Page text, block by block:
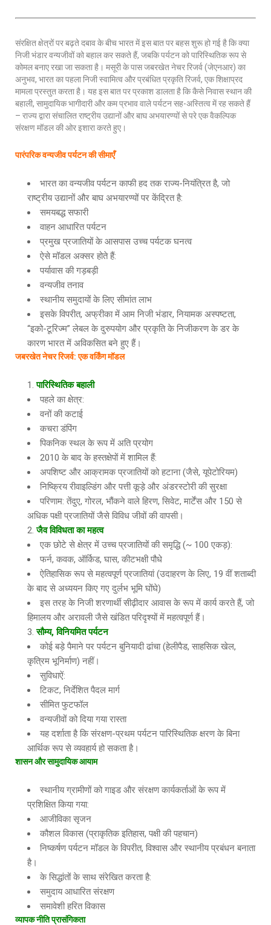
संरक्षित क्षेत्रों पर बढ़ते दबाव के बीच भारत में इस बात पर बहस शुरू हो गई है कि क्या
निजी भंडार वन्यजीवों को बहाल कर सकते हैं, जबकि पर्यटन को पारिस्थितिक रूप से
कोमल बनाए रखा जा सकता है। मसूरी के पास जबरखेत नेचर रिजर्व (जेएनआर) का
अनुभव, भारत का पहला निजी स्वामित्व और प्रबंधित प्रकृति रिजर्व, एक शिक्षाप्रद
मामला प्रस्तुत करता है। यह इस बात पर प्रकाश डालता है कि कैसे निवास स्थान की
बहाली, सामुदायिक भागीदारी और कम प्रभाव वाले पर्यटन सह-अस्तित्व में रह सकते हैं
– राज्य द्वारा संचालित राष्ट्रीय उद्यानों और बाघ अभयारण्यों से परे एक वैकल्पिक
संरक्षण मॉडल की ओर इशारा करते हुए।
पारंपरिक वन्यजीव पर्यटन की सीमाएँ
भारत का वन्यजीव पर्यटन काफी हद तक राज्य-नियंत्रित है, जो
राष्ट्रीय उद्यानों और बाघ अभयारण्यों पर केंद्रित है:
समयबद्ध सफारी
वाहन आधारित पर्यटन
प्रमुख प्रजातियों के आसपास उच्च पर्यटक घनत्व
ऐसे मॉडल अक्सर होते हैं:
पर्यावास की गड़बड़ी
वन्यजीव तनाव
स्थानीय समुदायों के लिए सीमांत लाभ
इसके विपरीत, अफ्रीका में आम निजी भंडार, नियामक अस्पष्टता,
“इको-टूरिज्म” लेबल के दुरुपयोग और प्रकृति के निजीकरण के डर के
कारण भारत में अविकसित बने हुए हैं।
जबरखेत नेचर रिजर्व: एक वर्किंग मॉडल
पारिस्थितिक बहाली
पहले का क्षेत्र:
वनों की कटाई
कचरा डंपिंग
पिकनिक स्थल के रूप में अति प्रयोग
2010 के बाद के हस्तक्षेपों में शामिल हैं:
अपशिष्ट और आक्रामक प्रजातियों को हटाना (जैसे, यूपेटोरियम)
निष्क्रिय रीवाइल्डिंग और पत्ती कूड़े और अंडरस्टोरी की सुरक्षा
परिणाम: तेंदुए, गोरल, भौंकने वाले हिरण, सिवेट, मार्टेंस और 150 से
अधिक पक्षी प्रजातियों जैसे विविध जीवों की वापसी।
जैव विविधता का महत्व
एक छोटे से क्षेत्र में उच्च प्रजातियों की समृद्धि (~ 100 एकड़):
फर्न, कवक, ऑर्किड, घास, कीटभक्षी पौधे
ऐतिहासिक रूप से महत्वपूर्ण प्रजातियां (उदाहरण के लिए, 19 वीं शताब्दी
के बाद से अध्ययन किए गए दुर्लभ भूमि घोंघे)
इस तरह के निजी शरणार्थी सीढ़ीदार आवास के रूप में कार्य करते हैं, जो
हिमालय और अरावली जैसे खंडित परिदृश्यों में महत्वपूर्ण हैं।
सौम्य, विनियमित पर्यटन
कोई बड़े पैमाने पर पर्यटन बुनियादी ढांचा (हेलीपैड, साहसिक खेल,
कृत्रिम भूनिर्माण) नहीं।
सुविधाऐं:
टिकट, निर्देशित पैदल मार्ग
सीमित फुटफॉल
वन्यजीवों को दिया गया रास्ता
यह दर्शाता है कि संरक्षण-प्रथम पर्यटन पारिस्थितिक क्षरण के बिना
आर्थिक रूप से व्यवहार्य हो सकता है।
शासन और सामुदायिक आयाम
स्थानीय ग्रामीणों को गाइड और संरक्षण कार्यकर्ताओं के रूप में
प्रशिक्षित किया गया:
आजीविका सृजन
कौशल विकास (प्राकृतिक इतिहास, पक्षी की पहचान)
निष्कर्षण पर्यटन मॉडल के विपरीत, विश्वास और स्थानीय प्रबंधन बनाता
है।
के सिद्धांतों के साथ संरेखित करता है:
समुदाय आधारित संरक्षण
समावेशी हरित विकास
व्यापक नीति प्रासंगिकता